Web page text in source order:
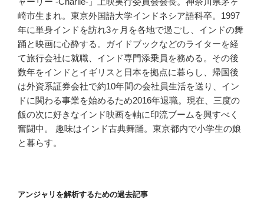
崎市生まれ。東京外国語大学インドネシア語科卒。1997
年に単身インドを訪れ3ヶ月を各地で過ごし、インドの舞
踊と映画に心酔する。ガイドブックなどのライターを経
て旅行会社に就職、インド専門添乗員を務める。その後
数年をインドとイギリスと日本を拠点に暮らし、帰国後
は外資系証券会社で約10年間の会社員生活を送り、イン
ドに関わる事業を始めるため2016年退職。現在、三度の
飯の次に好きなインド映画を軸に印流ブームを興すべく
奮闘中。 趣味はインド古典舞踊。東京都内で小学生の娘
と暮らす。
アンジャリを解析するための過去記事